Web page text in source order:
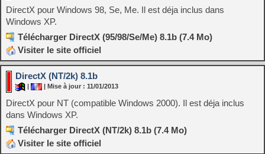
DirectX pour Windows 98, Se, Me. Il est déja inclus dans
Windows XP.
Télécharger DirectX (95/98/Se/Me) 8.1b (7.4 Mo)
Visiter le site officiel
DirectX (NT/2k) 8.1b
| Mise à jour : 11/01/2013
DirectX pour NT (compatible Windows 2000). Il est déja inclus
dans Windows XP.
Télécharger DirectX (NT/2k) 8.1b (7.4 Mo)
Visiter le site officiel